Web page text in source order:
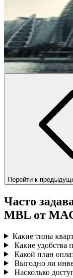
Перейти к
Часто
MBL от
Какие типы
Какие удобства
Какой план
Выгодно ли
Насколько